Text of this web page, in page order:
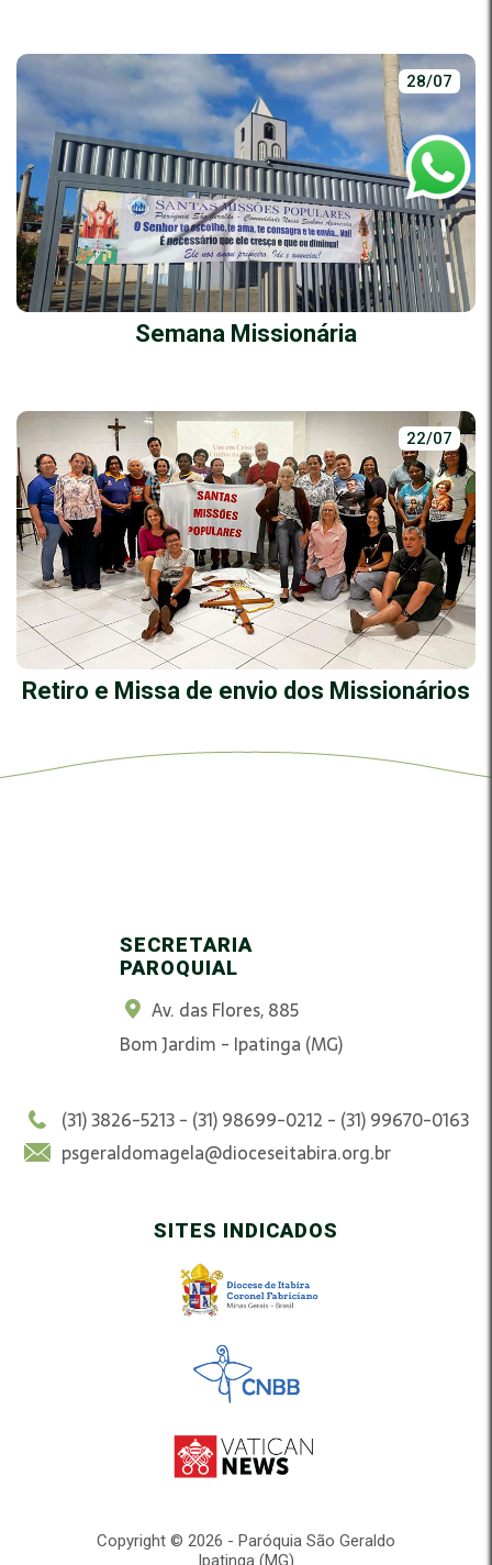
28/07
Semana Missionária
22/07
Retiro e Missa de envio dos Missionários
SECRETARIA
PAROQUIAL
Av. das Flores, 885
Bom Jardim - Ipatinga (MG)
(31) 3826-5213 - (31) 98699-0212 - (31) 99670-0163
psgeraldomagela@dioceseitabira.org.br
SITES INDICADOS
Copyright © 2026 - Paróquia São Geraldo
Ipatinga (MG)